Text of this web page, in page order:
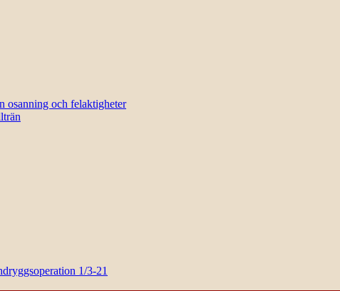
osanning och felaktigheter
1/3-21